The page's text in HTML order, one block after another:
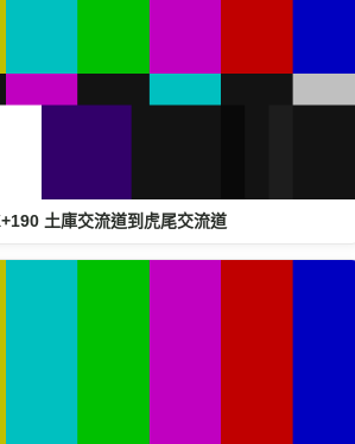
土庫交流道到虎尾交流道